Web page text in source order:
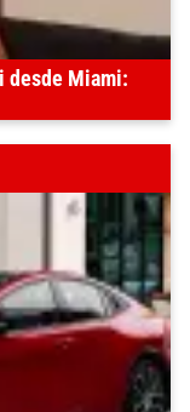
desde Miami: